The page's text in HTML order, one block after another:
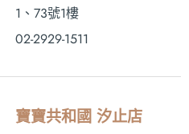
1、73號1樓
02-2929-1511
寶寶共和國 汐止店